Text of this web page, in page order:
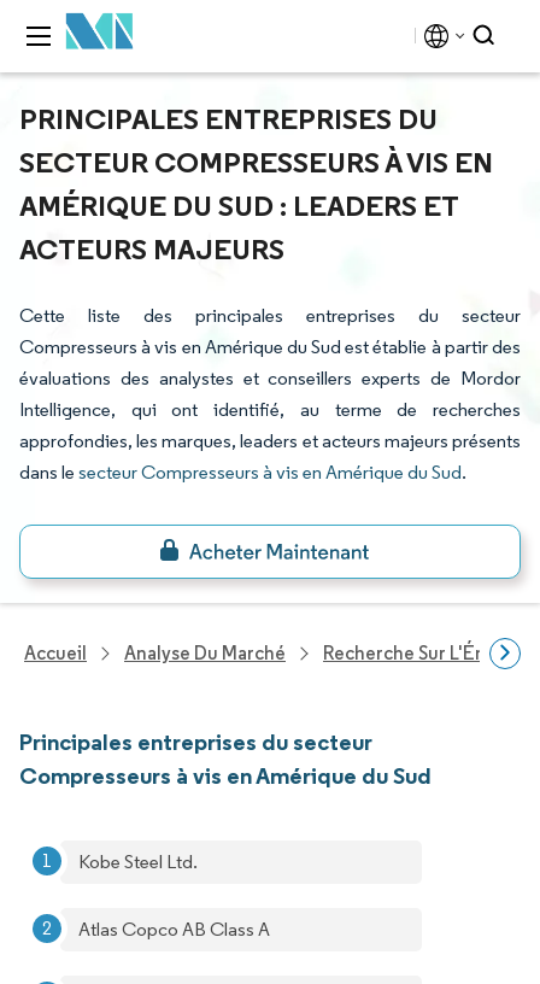
PRINCIPALES ENTREPRISES DU
SECTEUR COMPRESSEURS À VIS EN
AMÉRIQUE DU SUD : LEADERS ET
ACTEURS MAJEURS
Cette liste des principales entreprises du secteur
Compresseurs à vis en Amérique du Sud est établie à partir des
évaluations des analystes et conseillers experts de Mordor
Intelligence, qui ont identifié, au terme de recherches
approfondies, les marques, leaders et acteurs majeurs présents
dans le secteur Compresseurs à vis en Amérique du Sud.
Accueil Analyse Du Marché Recherche Sur
Principales entreprises du secteur
Compresseurs à vis en Amérique du Sud
Kobe Steel Ltd.
Atlas Copco AB Class A